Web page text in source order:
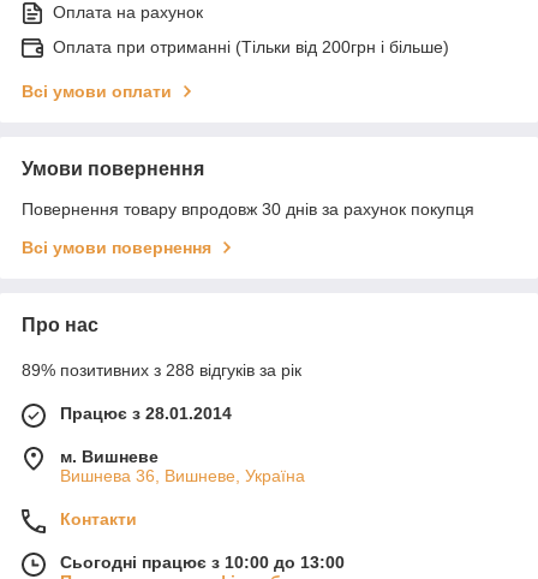
Оплата на рахунок
Оплата при отриманні (Тільки від 200грн і більше)
Всі умови оплати
Умови повернення
Повернення товару впродовж 30 днів за рахунок покупця
Всі умови повернення
Про нас
89% позитивних з 288 відгуків за рік
Працює з 28.01.2014
м. Вишневе
Вишнева 36, Вишневе, Україна
Контакти
Сьогодні працює з 10:00 до 13:00